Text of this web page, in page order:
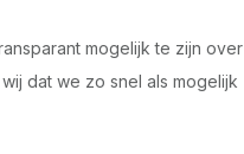
mogelijk te zijn over
dat we zo snel als mogelijk